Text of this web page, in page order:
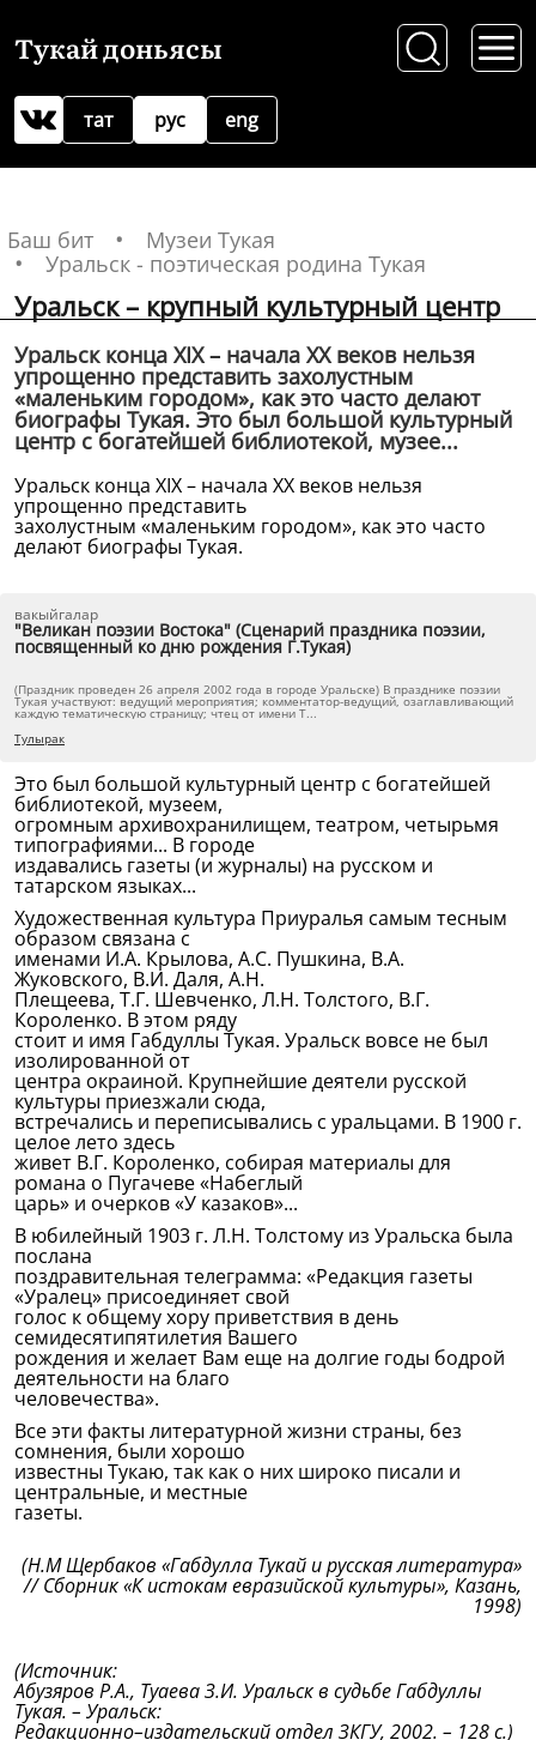
Тукай доньясы
рус
тат eng
Баш бит
Музеи Тукая
Уральск - поэтическая родина Тукая
Уральск – крупный культурный центр
Уральск конца XIX – начала XX веков нельзя
упрощенно представить захолустным
«маленьким городом», как это часто делают
биографы Тукая. Это был большой культурный
центр с богатейшей библиотекой, музее...
Уральск конца XIX – начала XX веков нельзя
упрощенно представить
захолустным «маленьким городом», как это часто
делают биографы Тукая.
вакыйгалар
"Великан поэзии Востока" (Сценарий праздника поэзии,
посвященный ко дню рождения Г.Тукая)
(Праздник проведен 26 апреля 2002 года в городе Уральске) В празднике поэзии
Тукая участвуют: ведущий мероприятия; комментатор-ведущий, озаглавливающий
каждую тематическую страницу; чтец от имени Т...
Тулырак
Это был большой культурный центр с богатейшей
библиотекой, музеем,
огромным архивохранилищем, театром, четырьмя
типографиями... В городе
издавались газеты (и журналы) на русском и
татарском языках...
Художественная культура Приуралья самым тесным
образом связана с
именами И.А. Крылова, А.С. Пушкина, В.А.
Жуковского, В.И. Даля, А.Н.
Плещеева, Т.Г. Шевченко, Л.Н. Толстого, В.Г.
Короленко. В этом ряду
стоит и имя Габдуллы Тукая. Уральск вовсе не был
изолированной от
центра окраиной. Крупнейшие деятели русской
культуры приезжали сюда,
встречались и переписывались с уральцами. В 1900 г.
целое лето здесь
живет В.Г. Короленко, собирая материалы для
романа о Пугачеве «Набеглый
царь» и очерков «У казаков»...
В юбилейный 1903 г. Л.Н. Толстому из Уральска была
послана
поздравительная телеграмма: «Редакция газеты
«Уралец» присоединяет свой
голос к общему хору приветствия в день
семидесятипятилетия Вашего
рождения и желает Вам еще на долгие годы бодрой
деятельности на благо
человечества».
Все эти факты литературной жизни страны, без
сомнения, были хорошо
известны Тукаю, так как о них широко писали и
центральные, и местные
газеты.
(Н.М Щербаков «Габдулла Тукай и русская литература»
// Сборник «К истокам евразийской культуры», Казань,
1998)
(Источник:
Абузяров Р.А., Туаева З.И. Уральск в судьбе Габдуллы
Тукая. – Уральск:
Редакционно–издательский отдел ЗКГУ, 2002. – 128 с.)